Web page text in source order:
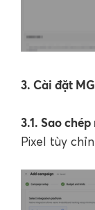
3. Cài đặt
3.1. Sao
Pixel tùy